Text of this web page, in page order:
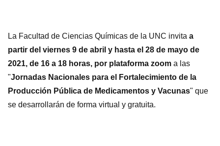
La Facultad de Ciencias Químicas de la UNC invita a
partir del viernes 9 de abril y hasta el 28 de mayo de
2021, de 16 a 18 horas, por plataforma zoom a las
"Jornadas Nacionales para el Fortalecimiento de la
Producción Pública de Medicamentos y Vacunas" que
se desarrollarán de forma virtual y gratuita.